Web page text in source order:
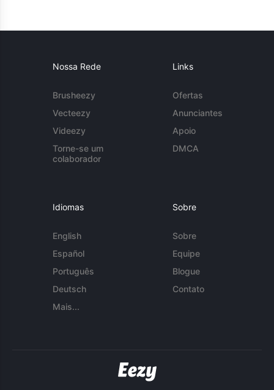
Nossa Rede
Brusheezy
Vecteezy
Videezy
Torne-se um
colaborador
Links
Ofertas
Anunciantes
Apoio
DMCA
Idiomas
English
Español
Português
Deutsch
Mais...
Sobre
Sobre
Equipe
Blogue
Contato